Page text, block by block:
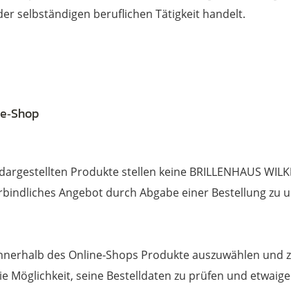
selbständigen beruflichen Tätigkeit handelt.
Produkte stellen keine BRILLENHAUS
Angebot durch Abgabe einer Bestellung zu
des Online‐Shops Produkte auszuwählen
Möglichkeit, seine Bestelldaten zu prüfen und